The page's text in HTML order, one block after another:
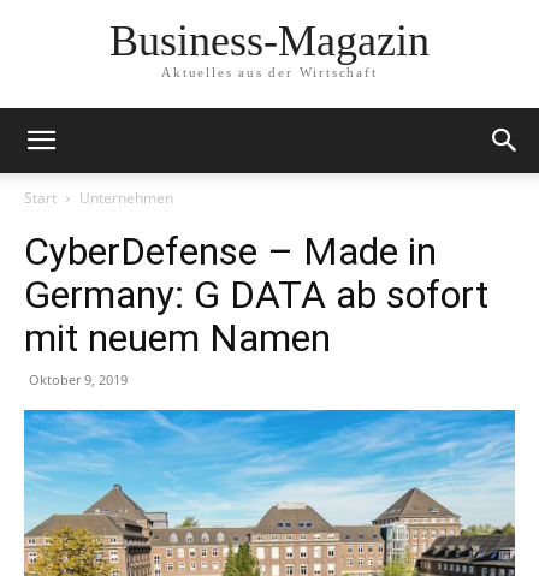
Business-Magazin
Aktuelles aus der Wirtschaft
Start Unternehmen
CyberDefense – Made in
Germany: G DATA ab sofort
mit neuem Namen
Oktober 9, 2019